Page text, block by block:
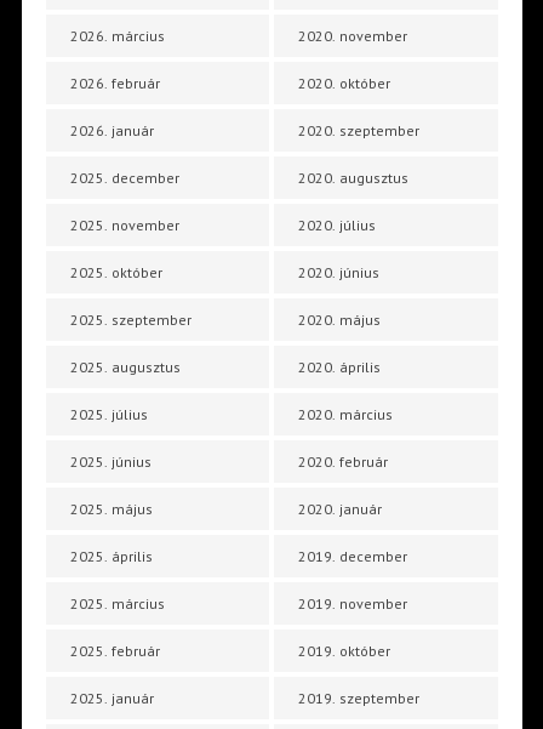
2026. március
2026. február
2026. január
2025. december
2025. november
2025. október
2025. szeptember
2025. augusztus
2025. július
2025. június
2025. május
2025. április
2025. március
2025. február
2025. január
2020. november
2020. október
2020. szeptember
2020. augusztus
2020. július
2020. június
2020. május
2020. április
2020. március
2020. február
2020. január
2019. december
2019. november
2019. október
2019. szeptember